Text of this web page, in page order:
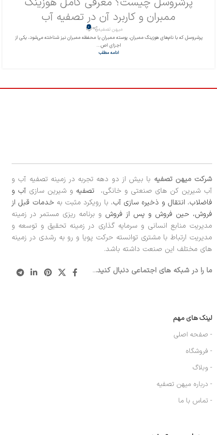
ممبران و کاربرد آن در تصفیه آب
میهن تصفیه 0
پرشروسل که با نام‌های هوزینگ ممبران، پوسته ممبران یا محفظه ممبران نیز شناخته می‌شود، یکی از
اجزای اص...
ادامه مطلب
شرکت میهن تصفیه با بیش از دو دهه تجربه در زمینه تصفیه آب و
آب شیرین کن های صنعتی و خانگی،
تصفیه و شیرین سازی آب و
فاضلاب، انتقال و ذخیره سازی آب، با رویکرد مثبت به خدمات قبل از
فروش، حین فروش و پس از فروش و برنامه ریزی مستمر در زمینه
مدیریت منابع انسانی و سرمایه گذاری در زمینه تحقیق و توسعه و
مدیریت ارتباط با مشتری توانسته حرکت پویا و رو به رشدی در زمینه
های مختلف این صنعت داشته باشد.
ما را در شبکه های اجتماعی دنبال کنید...
لینک های مهم
- صفحه اصلی
- فروشگاه
- وبلاگ
- درباره میهن تصفیه
- تماس با ما